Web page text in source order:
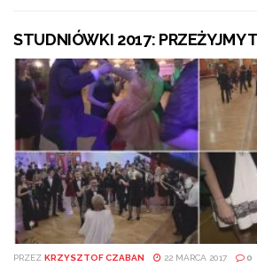
STUDNIÓWKI 2017: PRZEŻYJMY
PRZEZ KRZYSZTOF CZABAN 22 MARCA 2017 0